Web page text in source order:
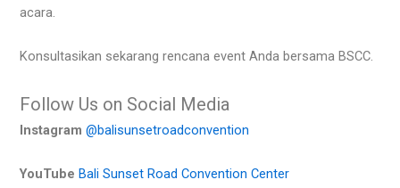
acara.
Konsultasikan sekarang rencana event Anda bersama BSCC.
Follow Us on Social Media
Instagram @balisunsetroadconvention
YouTube Bali Sunset Road Convention Center